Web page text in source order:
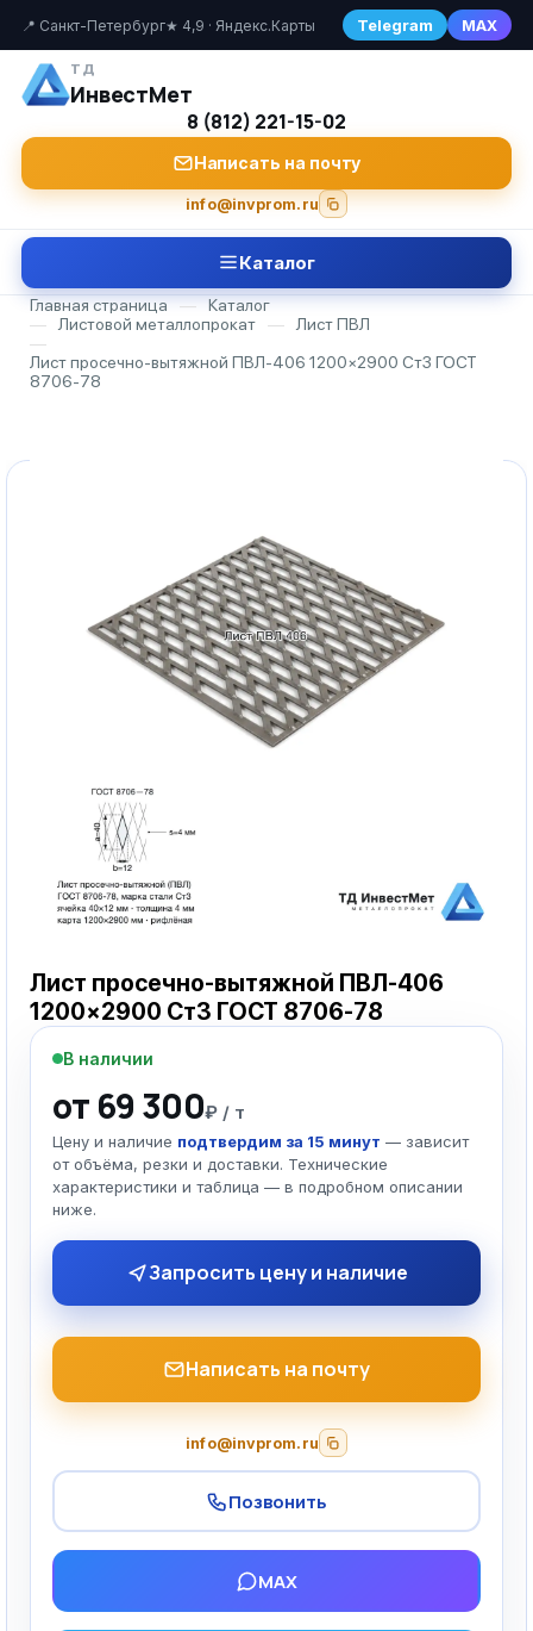
📍 Санкт-Петербург★ 4,9 · Яндекс.Карты Telegram MAX
ТД
ИнвестМет
8 (812) 221-15-02
Написать на почту
info@invprom.ru
Каталог
Главная страница —
Каталог
—
Листовой металлопрокат —
Лист ПВЛ
—
Лист просечно-вытяжной ПВЛ-406 1200×2900 Ст3 ГОСТ
8706-78
Лист просечно-вытяжной ПВЛ-406
1200×2900 Ст3 ГОСТ 8706-78
В наличии
от 69 300₽ / т
Цену и наличие подтвердим за 15 минут — зависит
от объёма, резки и доставки. Технические
характеристики и таблица — в подробном описании
ниже.
Запросить цену и наличие
Написать на почту
info@invprom.ru
Позвонить
MAX